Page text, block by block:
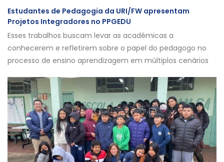
Estudantes de Pedagogia da URI/FW apresentam
Projetos Integradores no PPGEDU
Esses trabalhos buscam levar as acadêmicas a
conhecerem e refletirem sobre o papel do pedagogo no
processo de ensino aprendizagem em múltiplos cenários